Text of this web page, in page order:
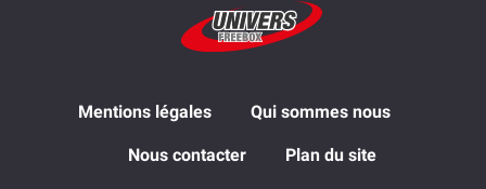
Mentions légales Qui sommes nous
Nous contacter Plan du site